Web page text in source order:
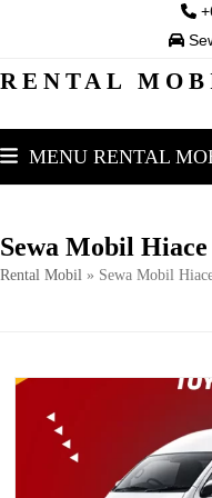
RENTAL
MENU RENTAL
Sewa Mobil
Rental Mobil » Sewa Mobil